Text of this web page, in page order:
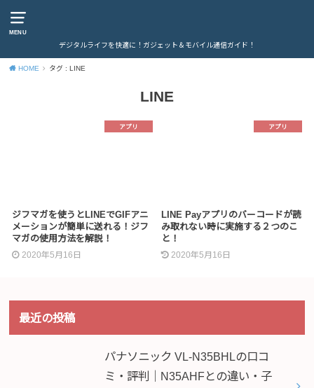
MENU
デジタルライフを快適に！ガジェット＆モバイル通信ガイド！
HOME タグ : LINE
LINE
アプリ
ジフマガを使うとLINEでGIFアニ
メーションが簡単に送れる！ジフ
マガの使用方法を解説！
2020年5月16日
アプリ
LINE Payアプリのバーコードが読
み取れない時に実施する２つのこ
と！
2020年5月16日
最近の投稿
パナソニック VL-N35BHLの口コ
ミ・評判｜N35AHFとの違い・子